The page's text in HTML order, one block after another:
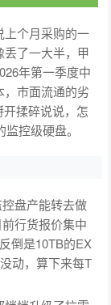
上个月采购的一
了一大半，甲
年第一季度中
市面流通的劣
揉碎说说，怎
控级硬盘。
盘产能转去做
行货报价集中
倒是10TB的EX
动，算下来每T